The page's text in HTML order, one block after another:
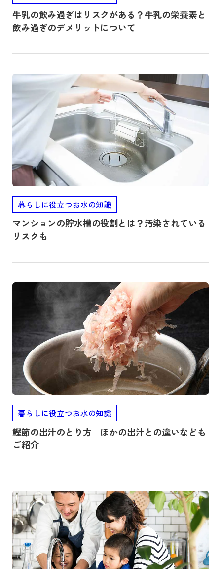
牛乳の飲み過ぎはリスクがある？牛乳の栄養素と
飲み過ぎのデメリットについて
暮らしに役立つお水の知識
マンションの貯水槽の役割とは？汚染されている
リスクも
記事を読む
暮らしに役立つお水の知識
鰹節の出汁のとり方｜ほかの出汁との違いなども
ご紹介
記事を読む
記事を読む